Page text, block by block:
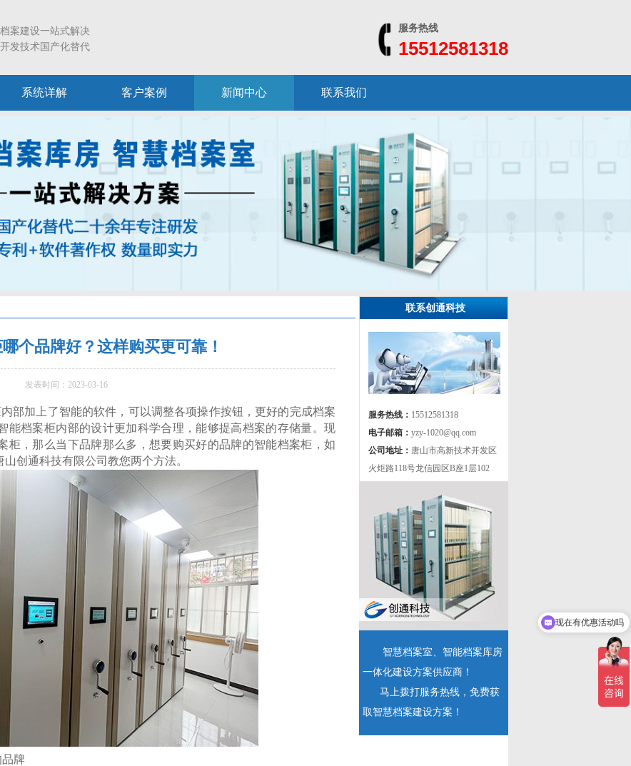
案建设一站式解决
发技术国产化替代
服务热线
15512581318
系统详解 客户案例 新闻中心 联系我们
个品牌好？这样购买更可靠！
发表时间：2023-03-16
加上了智能的软件，可以调整各项操作按钮，更好的完成档案
能档案柜内部的设计更加科学合理，能够提高档案的存储量。现
柜，那么当下品牌那么多，想要购买好的品牌的智能档案柜， 如
山创通科技有限公司教您两个方法。
牌
联系创通科技
服务热线： 15512581318
电子邮箱： yzy-1020@qq.com
公司地址： 唐山市高新技术开发区
火炬路118号龙信园区B座1层102
智慧档案室、智能档案库房
一体化建设方案供应商！
马上拨打服务热线，免费获
取智慧档案建设方案！
现在有优惠活动吗